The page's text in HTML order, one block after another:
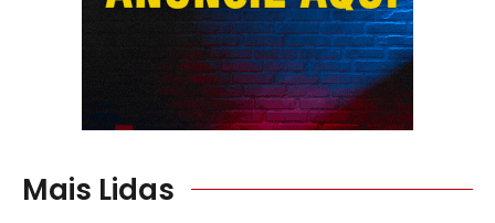
Mais Lidas